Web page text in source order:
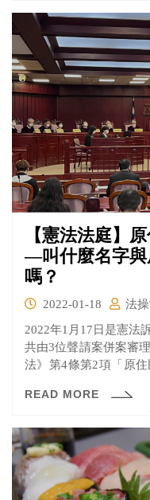
【憲法法庭】
—叫什麼名字與
嗎？
2022-01-18
法
2022年1月17日是憲法
共由3位聲請案併案審
法》第4條第2項「原
民身分。」之規定，導
READ MORE